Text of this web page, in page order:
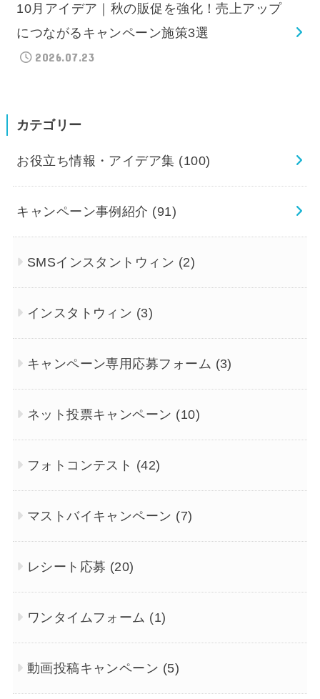
10月アイデア｜秋の販促を強化！売上アップ
につながるキャンペーン施策3選
2026.07.23
カテゴリー
お役立ち情報・アイデア集 (100)
キャンペーン事例紹介 (91)
SMSインスタントウィン (2)
インスタトウィン (3)
キャンペーン専用応募フォーム (3)
ネット投票キャンペーン (10)
フォトコンテスト (42)
マストバイキャンペーン (7)
レシート応募 (20)
ワンタイムフォーム (1)
動画投稿キャンペーン (5)